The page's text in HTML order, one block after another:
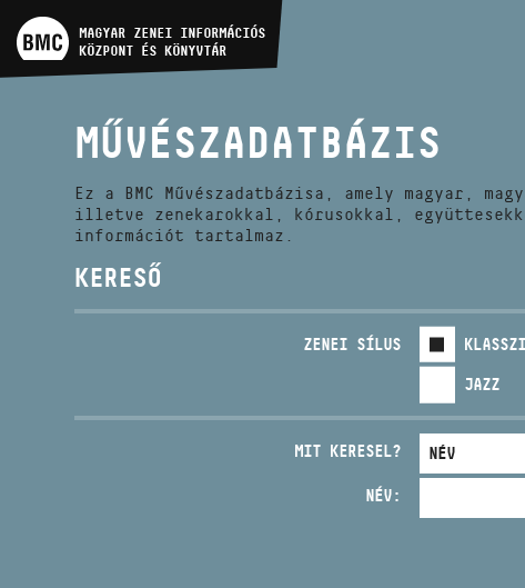
MAGYAR ZENEI INFORMÁCIÓS
KÖZPONT ÉS KÖNYVTÁR
MŰVÉSZADATBÁZIS
ZENEI KÖNYVTÁR, ONLINE
KATALÓGUS
MŰVÉSZADATBÁZIS
Ez a BMC Művészadatbázisa, amely magyar,
illetve zenekarokkal, kórusokkal,
információt tartalmaz.
KERESŐ
ZENEI SÍLUS
JAZZ
MIT KERESEL?
NÉV: